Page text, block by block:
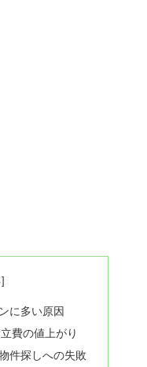
に多い原因
費の値上がり
件探しへの失敗